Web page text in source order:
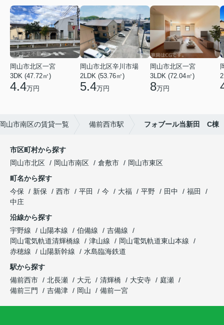
岡山市北区一宮
3DK (47.72㎡)
4.4万円
岡山市北区辛川市場
2LDK (53.76㎡)
5.4万円
岡山市北区一宮
3LDK (72.04㎡)
8万円
山市南区の賃貸一覧 備前西市駅 フォブール当新田 C棟
市区町村から探す
岡山市北区
岡山市南区 倉敷市
岡山市東区
町名から探す
今保
新保 西市 平田 今 大福 平野 田中
福田
中庄
沿線から探す
宇野線
山陽本線 伯備線
吉備線
岡山電気軌道清輝橋線
津山線
岡山電気軌道東山本線
赤穂線
山陽新幹線
水島臨海鉄道
駅から探す
備前西市
北長瀬 大元 清輝橋 大安寺
庭瀬
備前三門
吉備津 岡山 備前一宮